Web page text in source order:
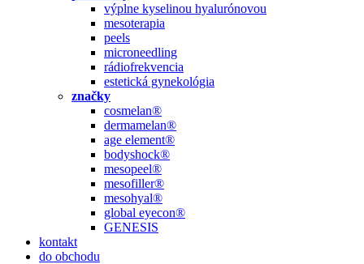
výplne kyselinou hyalurónovou
mesoterapia
peels
microneedling
rádiofrekvencia
estetická gynekológia
značky
cosmelan®
dermamelan®
age element®
bodyshock®
mesopeel®
mesofiller®
mesohyal®
global eyecon®
GENESIS
kontakt
do obchodu